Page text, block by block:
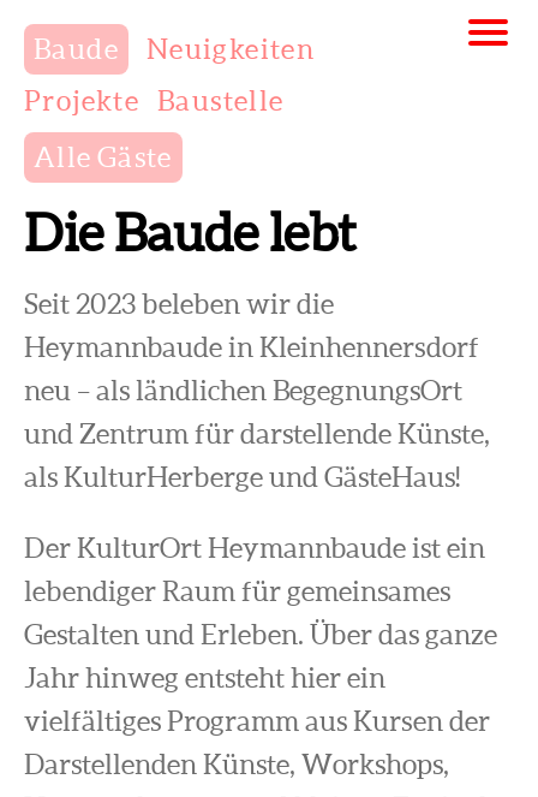
Baude
Neuigkeiten
Projekte
Baustelle
Alle Gäste
Die Baude lebt
Seit 2023 beleben wir die
Heymannbaude in Kleinhennersdorf
neu – als ländlichen BegegnungsOrt
und Zentrum für darstellende Künste,
als KulturHerberge und GästeHaus!
Der KulturOrt Heymannbaude ist ein
lebendiger Raum für gemeinsames
Gestalten und Erleben. Über das ganze
Jahr hinweg entsteht hier ein
vielfältiges Programm aus Kursen der
Darstellenden Künste, Workshops,